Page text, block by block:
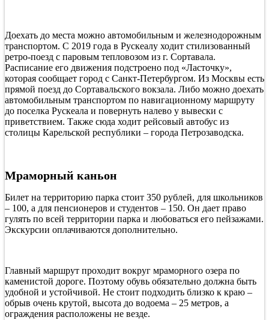
Доехать до места можно автомобильным и железнодорожным
транспортом. С 2019 года в Рускеалу ходит стилизованный
ретро-поезд с паровым тепловозом из г. Сортавала.
Расписание его движения подстроено под «Ласточку»,
которая сообщает город с Санкт-Петербургом. Из Москвы есть
прямой поезд до Сортавальского вокзала. Либо можно доехать
автомобильным транспортом по навигационному маршруту
до поселка Рускеала и повернуть налево у вывески с
приветствием. Также сюда ходит рейсовый автобус из
столицы Карельской республики – города Петрозаводска.
Мраморный каньон
Билет на территорию парка стоит 350 рублей, для школьников
– 100, а для пенсионеров и студентов – 150. Он дает право
гулять по всей территории парка и любоваться его пейзажами.
Экскурсии оплачиваются дополнительно.
Главный маршрут проходит вокруг мраморного озера по
каменистой дороге. Поэтому обувь обязательно должна быть
удобной и устойчивой. Не стоит подходить близко к краю –
обрыв очень крутой, высота до водоема – 25 метров, а
ограждения расположены не везде.